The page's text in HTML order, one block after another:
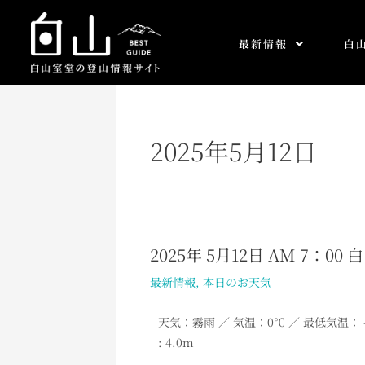
最新情報 白
2025年5月12日
2025年 5月12日 AM 7：00
最新情報, 本日のお天気
天気：霧雨 ／ 気温：0℃ ／ 最低気温
: 4.0m
2025
年
月